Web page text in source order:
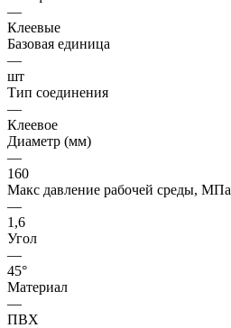
—
Клеевые
Базовая единица
—
шт
Тип соединения
—
Клеевое
Диаметр (мм)
—
160
Макс давление рабочей среды, МПа
—
1,6
Угол
—
45°
Материал
—
ПВХ